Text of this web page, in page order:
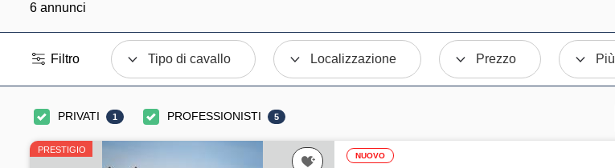
6 annunci
Filtro Tipo di cavallo Localizzazione Prezzo Più
PRIVATI 1 PROFESSIONISTI 5
PRESTIGIO
NUOVO